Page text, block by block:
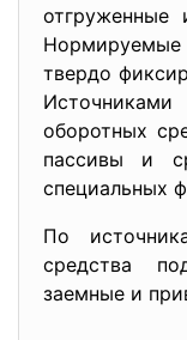
отгруженные
Нормируемые
твердо
оборотных
пассивы и
специальных
По
средства
заемные и